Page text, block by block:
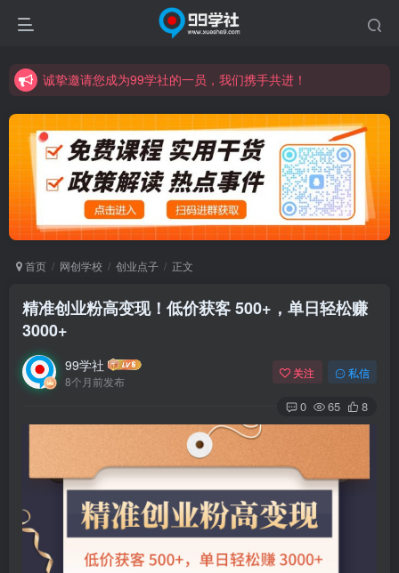
诚挚邀请您成为99学社的一员，我们携手共进！
诚挚邀请您成为99学社的一员，我们携手共进！
学习路上不孤独，99学社与你同行！分享全网优质VIP资源，炒股教程、创业教程、网络营销教程、自媒体短视频教程等，长期更新各大精品创业项目！
首页 网创学校 创业点子 正文
精准创业粉高变现！低价获客 500+，单日轻松赚
3000+
99学社
8个月前发布
关注 私信
0 65 8